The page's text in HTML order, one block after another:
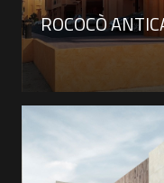
ROCOCÒ